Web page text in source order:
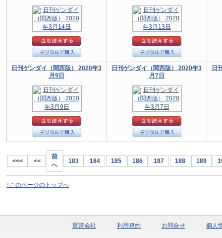
日刊ゲンダイ（関西版） 2020年3
月9日
日刊ゲンダイ（関西版） 2020年3
月7日
日
<<< <<
前
へ
183 184 185 186 187 188 189
↑このページのトップへ
運営会社 利用規約 お問合せ 個人